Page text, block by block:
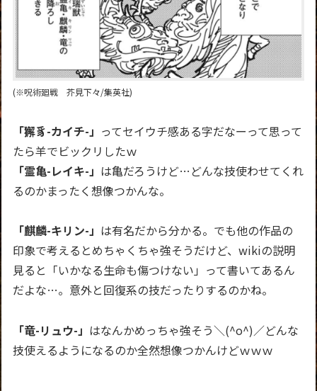
(※呪術廻戦 芥見下々/集英社)
「獬豸-カイチ-」 ってセイウチ感ある字だなーって思って
たら羊でビックリしたｗ
「霊亀-レイキ-」 は亀だろうけど…どんな技使わせてくれ
るのかまったく想像つかんな。
「麒麟-キリン-」 は有名だから分かる。でも他の作品の
印象で考えるとめちゃくちゃ強そうだけど、wikiの説明
見ると「いかなる生命も傷つけない」って書いてあるん
だよな…。意外と回復系の技だったりするのかね。
「竜-リュウ-」 はなんかめっちゃ強そう＼(^o^)／どんな
技使えるようになるのか全然想像つかんけどｗｗｗ